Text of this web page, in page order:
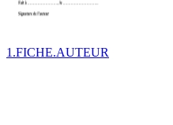
1.FICHE.AUTEUR